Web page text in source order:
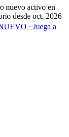
nuevo activo en
desde oct. 2026
· Juega a